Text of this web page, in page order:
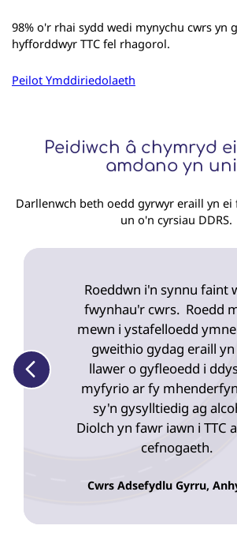
98% o'r rhai sydd wedi mynychu cwrs yn
hyfforddwyr TTC fel rhagorol.
Peilot Ymddiriedolaeth
Peidiwch â chymryd
amdano yn
Darllenwch beth oedd gyrwyr eraill yn ei
un o'n cyrsiau DDRS.
Roeddwn i'n synnu faint
fwynhau'r cwrs. Roedd
mewn i ystafelloedd
gweithio gydag eraill
llawer o gyfleoedd i
myfyrio ar fy
sy'n gysylltiedig ag
Diolch yn fawr iawn i TTC
cefnogaeth.
Cwrs Adsefydlu Gyrru,
Displaying